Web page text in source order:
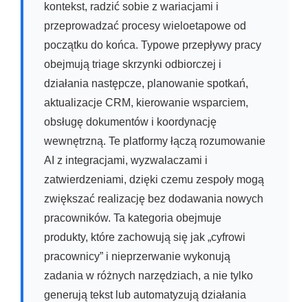
kontekst, radzić sobie z wariacjami i
przeprowadzać procesy wieloetapowe od
początku do końca. Typowe przepływy pracy
obejmują triage skrzynki odbiorczej i
działania następcze, planowanie spotkań,
aktualizacje CRM, kierowanie wsparciem,
obsługę dokumentów i koordynację
wewnętrzną. Te platformy łączą rozumowanie
AI z integracjami, wyzwalaczami i
zatwierdzeniami, dzięki czemu zespoły mogą
zwiększać realizację bez dodawania nowych
pracowników. Ta kategoria obejmuje
produkty, które zachowują się jak „cyfrowi
pracownicy” i nieprzerwanie wykonują
zadania w różnych narzędziach, a nie tylko
generują tekst lub automatyzują działania